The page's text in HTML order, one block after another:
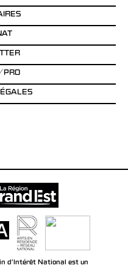
PRO
d’Intérêt National est un